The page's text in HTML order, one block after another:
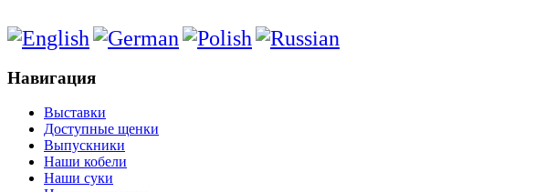
Навигация
Выставки
Доступные щенки
Выпускники
Наши кобели
Наши суки